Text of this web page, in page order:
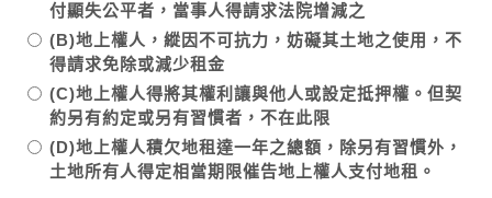
付顯失公平者，當事人得請求法院增減之
(B)地上權人，縱因不可抗力，妨礙其土地之使用，不
得請求免除或減少租金
(C)地上權人得將其權利讓與他人或設定抵押權。但契
約另有約定或另有習慣者，不在此限
(D)地上權人積欠地租達一年之總額，除另有習慣外，
土地所有人得定相當期限催告地上權人支付地租。